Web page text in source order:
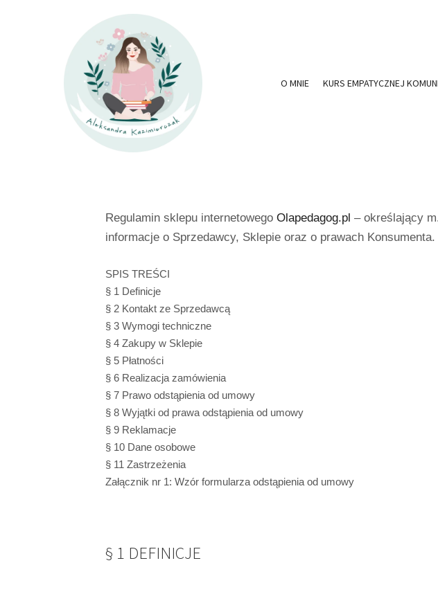
O MNIE KURS EMPATYCZNEJ
Regulamin sklepu internetowego Olapedagog.pl – określający
informacje o Sprzedawcy, Sklepie oraz o prawach Konsumenta.
SPIS TREŚCI
§ 1 Definicje
§ 2 Kontakt ze Sprzedawcą
§ 3 Wymogi techniczne
§ 4 Zakupy w Sklepie
§ 5 Płatności
§ 6 Realizacja zamówienia
§ 7 Prawo odstąpienia od umowy
§ 8 Wyjątki od prawa odstąpienia od umowy
§ 9 Reklamacje
§ 10 Dane osobowe
§ 11 Zastrzeżenia
Załącznik nr 1: Wzór formularza odstąpienia od umowy
§ 1 DEFINICJE